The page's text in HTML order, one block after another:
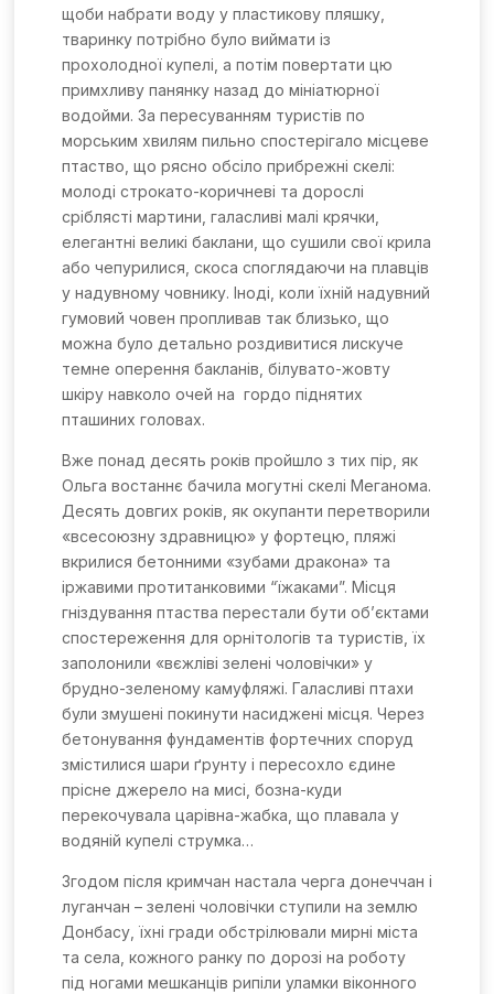
щоби набрати воду у пластикову пляшку,
тваринку потрібно було виймати із
прохолодної купелі, а потім повертати цю
примхливу панянку назад до мініатюрної
водойми. За пересуванням туристів по
морським хвилям пильно спостерігало місцеве
птаство, що рясно обсіло прибрежні скелі:
молоді строкато-коричневі та дорослі
сріблясті мартини, галасливі малі крячки,
елегантні великі баклани, що сушили свої крила
або чепурилися, скоса споглядаючи на плавців
у надувному човнику. Іноді, коли їхній надувний
гумовий човен пропливав так близько, що
можна було детально роздивитися лискуче
темне оперення бакланів, білувато-жовту
шкіру навколо очей на гордо піднятих
пташиних головах.
Вже понад десять років пройшло з тих пір, як
Ольга востаннє бачила могутні скелі Меганома.
Десять довгих років, як окупанти перетворили
«всесоюзну здравницю» у фортецю, пляжі
вкрилися бетонними «зубами дракона» та
іржавими протитанковими “їжаками”. Місця
гніздування птаства перестали бути об’єктами
спостереження для орнітологів та туристів, їх
заполонили «вєжліві зелені чоловічки» у
брудно-зеленому камуфляжі. Галасливі птахи
були змушені покинути насиджені місця. Через
бетонування фундаментів фортечних споруд
змістилися шари ґрунту і пересохло єдине
прісне джерело на мисі, бозна-куди
перекочувала царівна-жабка, що плавала у
водяній купелі струмка…
Згодом після кримчан настала черга донеччан і
луганчан – зелені чоловічки ступили на землю
Донбасу, їхні гради обстрілювали мирні міста
та села, кожного ранку по дорозі на роботу
під ногами мешканців рипіли уламки віконного